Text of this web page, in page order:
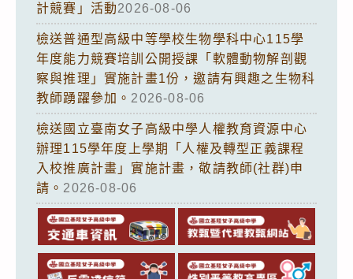
計競賽」活動2026-08-06
檢送普通型高級中等學校生物學科中心115學
年度能力競賽培訓公開授課「軟體動物解剖觀
察與推理」實施計畫1份，邀請有興趣之生物科
教師踴躍參加。 2026-08-06
檢送國立臺南女子高級中學人權教育資源中心
辦理115學年度上學期「人權及轉型正義課程
入校推廣計畫」實施計畫，敬請教師(社群)申
請。 2026-08-06